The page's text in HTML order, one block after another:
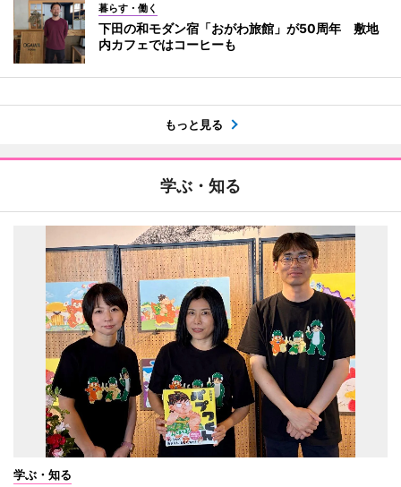
暮らす・働く
下田の和モダン宿「おがわ旅館」が50周年 敷地
内カフェではコーヒーも
もっと見る
学ぶ・知る
学ぶ・知る